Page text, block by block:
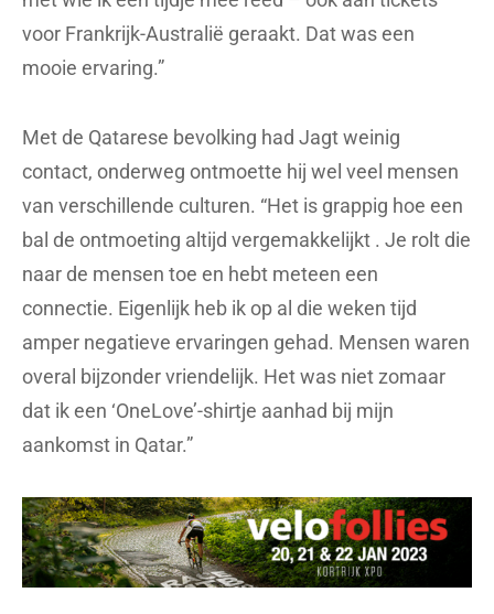
voor Frankrijk-Australië geraakt. Dat was een
mooie ervaring.”
Met de Qatarese bevolking had Jagt weinig
contact, onderweg ontmoette hij wel veel mensen
van verschillende culturen. “Het is grappig hoe een
bal de ontmoeting altijd vergemakkelijkt . Je rolt die
naar de mensen toe en hebt meteen een
connectie. Eigenlijk heb ik op al die weken tijd
amper negatieve ervaringen gehad. Mensen waren
overal bijzonder vriendelijk. Het was niet zomaar
dat ik een ‘OneLove’-shirtje aanhad bij mijn
aankomst in Qatar.”